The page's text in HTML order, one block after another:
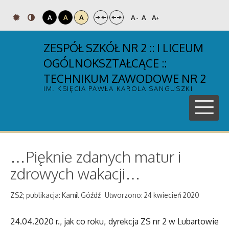
A A A A- A A+
ZESPÓŁ SZKÓŁ NR 2 :: I LICEUM
OGÓLNOKSZTAŁCĄCE ::
TECHNIKUM ZAWODOWE NR 2
IM. KSIĘCIA PAWŁA KAROLA SANGUSZKI
…Pięknie zdanych matur i
zdrowych wakacji…
ZS2; publikacja: Kamil Góźdź Utworzono: 24 kwiecień 2020
24.04.2020 r., jak co roku, dyrekcja ZS nr 2 w Lubartowie